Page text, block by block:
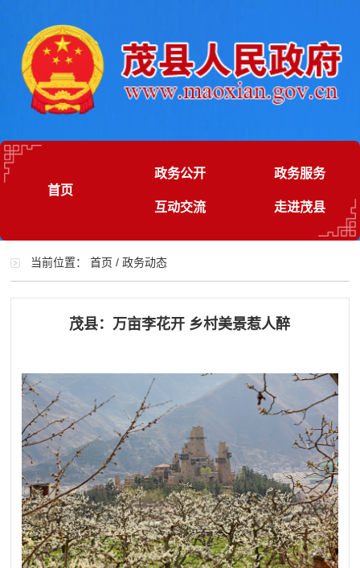
首页
政务公开 政务服务
互动交流 走进茂县
当前位置：首页 /政务动态
茂县：万亩李花开 乡村美景惹人醉